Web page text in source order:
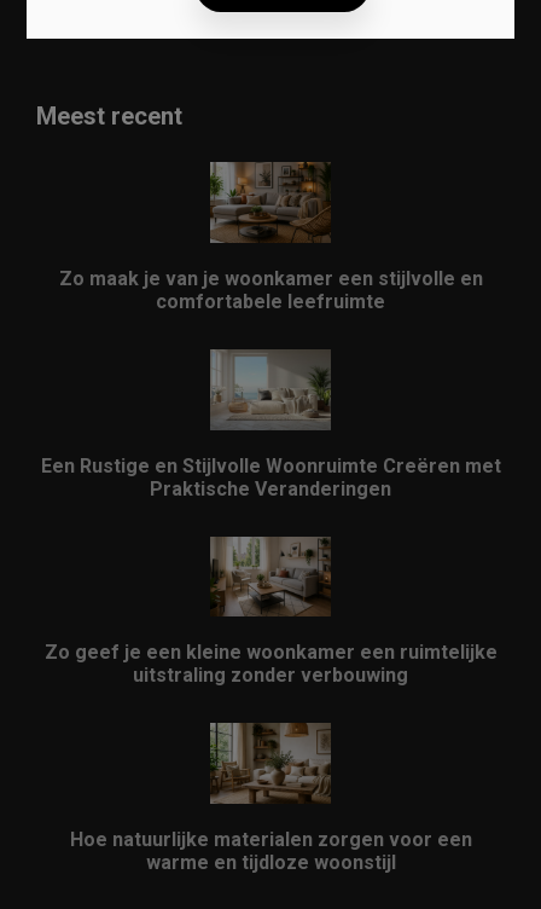
Meest recent
Zo maak je van je woonkamer een stijlvolle en
comfortabele leefruimte
Een Rustige en Stijlvolle Woonruimte Creëren met
Praktische Veranderingen
Zo geef je een kleine woonkamer een ruimtelijke
uitstraling zonder verbouwing
Hoe natuurlijke materialen zorgen voor een
warme en tijdloze woonstijl